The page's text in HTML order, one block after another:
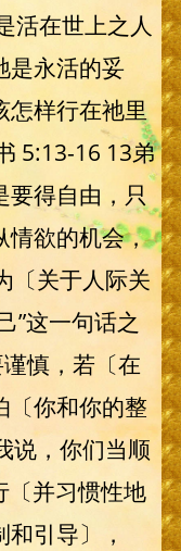
活在世上之人
是永活的妥
怎样行在祂里
5:13-16 13弟
要得自由，只
情欲的机会，
〔关于人际关
”这一句话之
慎，若〔在
〔你和你的整
说，你们当顺
〔并习惯性地
引导〕，